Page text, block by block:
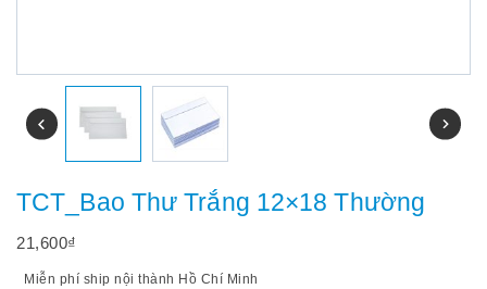
TCT_Bao Thư Trắng 12×18 Thường
21,600₫
Miễn phí ship nội thành Hồ Chí Minh